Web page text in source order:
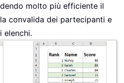
molto più efficiente il
convalida dei partecipanti e
elenchi.